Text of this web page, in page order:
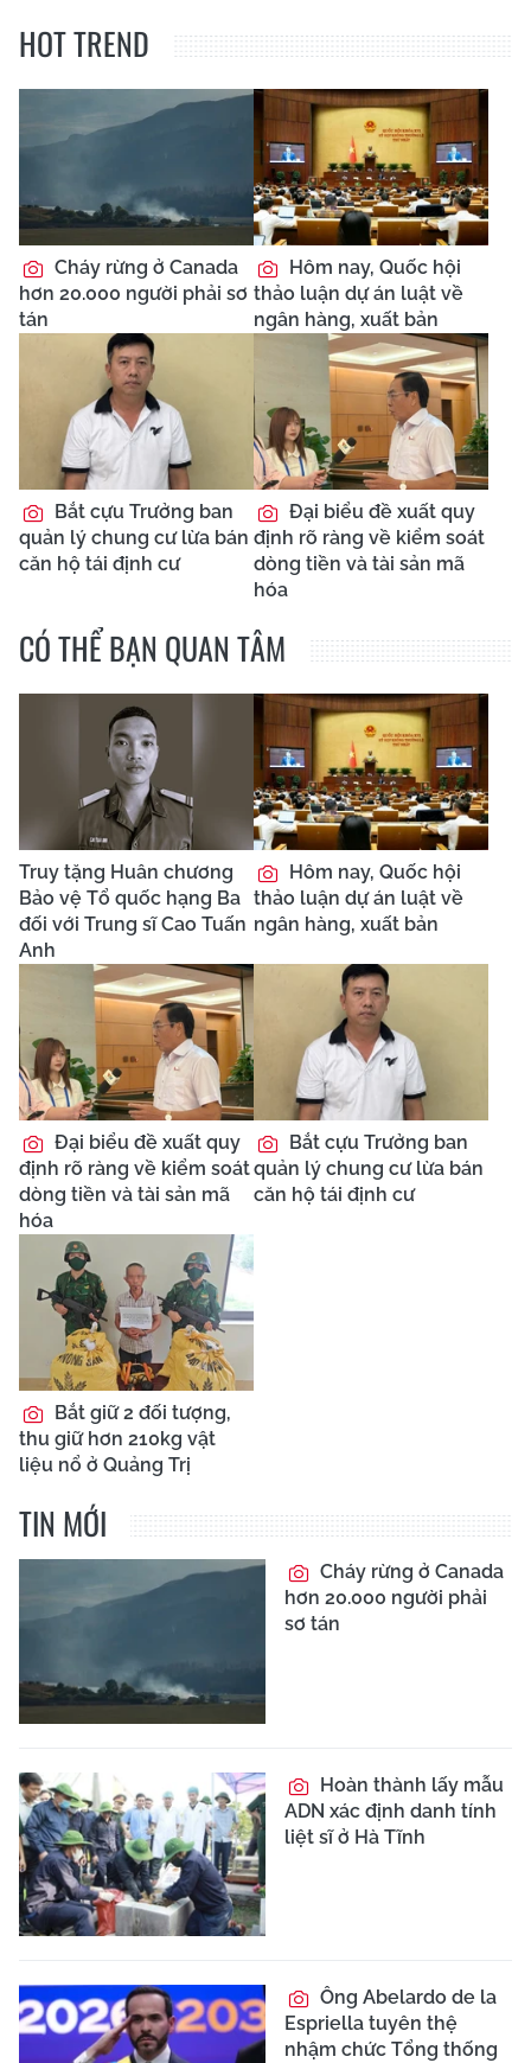
HOT TREND
Cháy rừng ở Canada
hơn 20.000 người phải sơ
tán
Hôm nay, Quốc hội
thảo luận dự án luật về
ngân hàng, xuất bản
Bắt cựu Trưởng ban
quản lý chung cư lừa bán
căn hộ tái định cư
Đại biểu đề xuất quy
định rõ ràng về kiểm soát
dòng tiền và tài sản mã
hóa
CÓ THỂ BẠN QUAN TÂM
Truy tặng Huân chương
Bảo vệ Tổ quốc hạng Ba
đối với Trung sĩ Cao Tuấn
Anh
Hôm nay, Quốc hội
thảo luận dự án luật về
ngân hàng, xuất bản
Đại biểu đề xuất quy
định rõ ràng về kiểm soát
dòng tiền và tài sản mã
hóa
Bắt cựu Trưởng ban
quản lý chung cư lừa bán
căn hộ tái định cư
Bắt giữ 2 đối tượng,
thu giữ hơn 210kg vật
liệu nổ ở Quảng Trị
TIN MỚI
Cháy rừng ở Canada
hơn 20.000 người phải
sơ tán
Hoàn thành lấy mẫu
ADN xác định danh tính
liệt sĩ ở Hà Tĩnh
Ông Abelardo de la
Espriella tuyên thệ
nhậm chức Tổng thống